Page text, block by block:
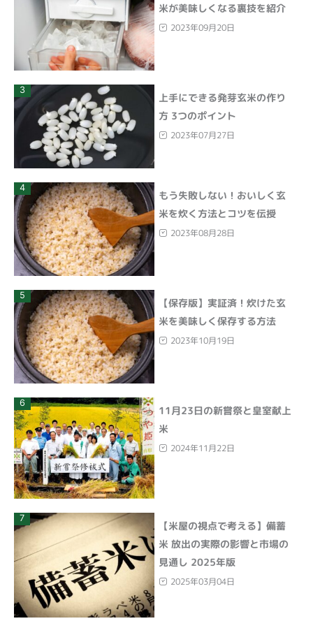
米が美味しくなる裏技を紹介
2023年09月20日
3
上手にできる発芽玄米の作り
方 3つのポイント
2023年07月27日
4
もう失敗しない！おいしく玄
米を炊く方法とコツを伝授
2023年08月28日
5
【保存版】実証済！炊けた玄
米を美味しく保存する方法
2023年10月19日
6
11月23日の新嘗祭と皇室献上
米
2024年11月22日
7
【米屋の視点で考える】備蓄
米 放出の実際の影響と市場の
見通し 2025年版
2025年03月04日